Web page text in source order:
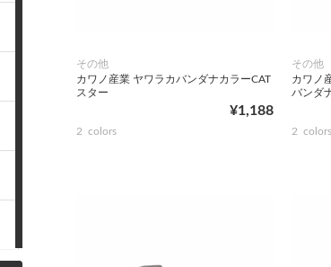
その他
カワノ産業 ヤワラカバンダナカラーCAT
スター
¥1,188
2 colors
その他
カワノ
バンダ
2 colors